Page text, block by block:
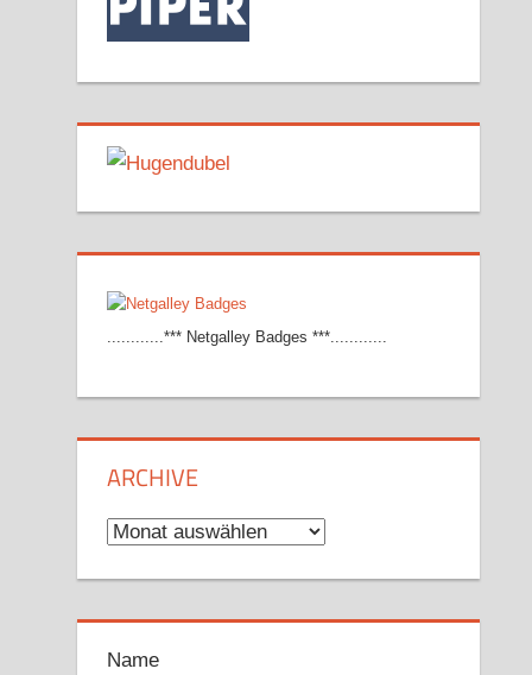
............*** Netgalley Badges ***............
ARCHIVE
Archive
Name